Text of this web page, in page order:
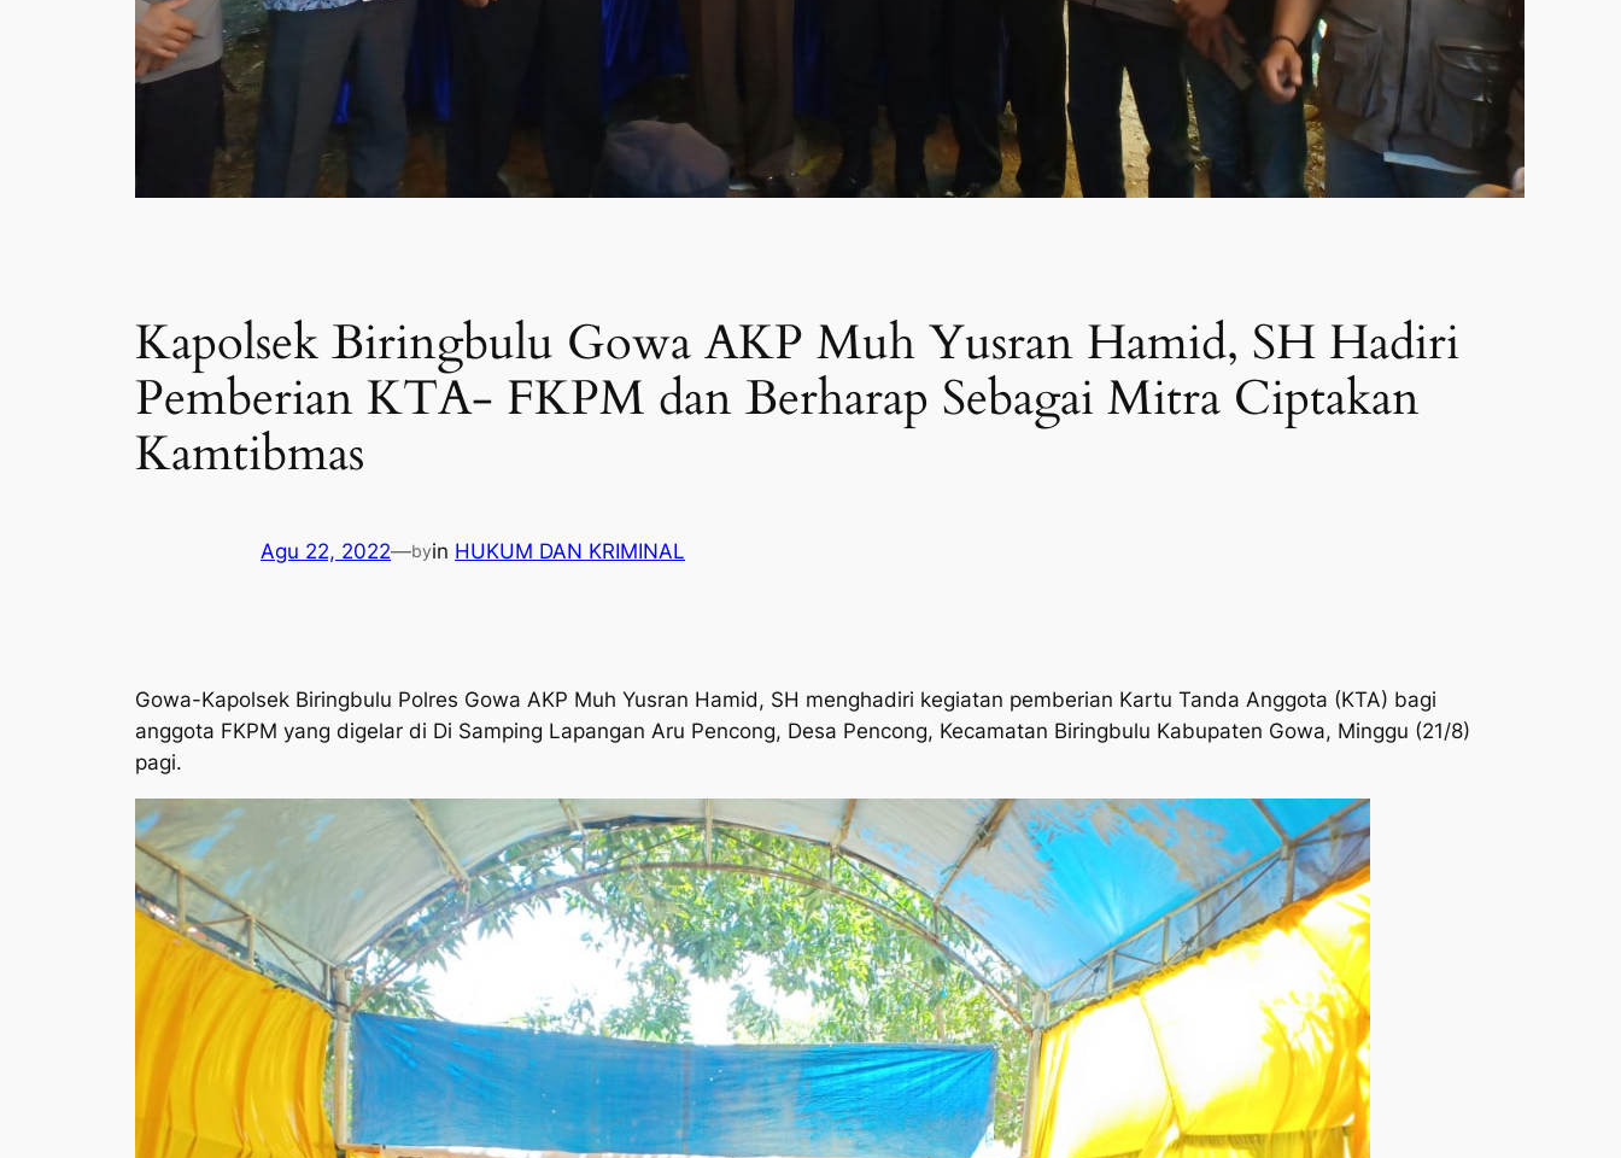
Kapolsek Biringbulu Gowa AKP Muh Yusran Hamid, SH Hadiri
Pemberian KTA- FKPM dan Berharap Sebagai Mitra Ciptakan
Kamtibmas
Agu 22, 2022—byin HUKUM DAN KRIMINAL
Gowa-Kapolsek Biringbulu Polres Gowa AKP Muh Yusran Hamid, SH menghadiri kegiatan pemberian Kartu Tanda Anggota (KTA) bagi
anggota FKPM yang digelar di Di Samping Lapangan Aru Pencong, Desa Pencong, Kecamatan Biringbulu Kabupaten Gowa, Minggu (21/8)
pagi.